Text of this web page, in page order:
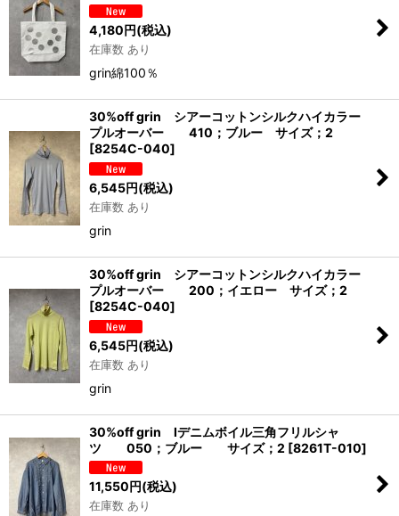
4,180円(税込)
在庫数 あり
grin綿100％
30%off grin シアーコットンシルクハイカラー
プルオーバー 410；ブルー サイズ；2
[8254C-040]
6,545円(税込)
在庫数 あり
grin
30%off grin シアーコットンシルクハイカラー
プルオーバー 200；イエロー サイズ；2
[8254C-040]
6,545円(税込)
在庫数 あり
grin
30%off grin Iデニムボイル三角フリルシャ
ツ 050；ブルー サイズ；2 [8261T-010]
11,550円(税込)
在庫数 あり